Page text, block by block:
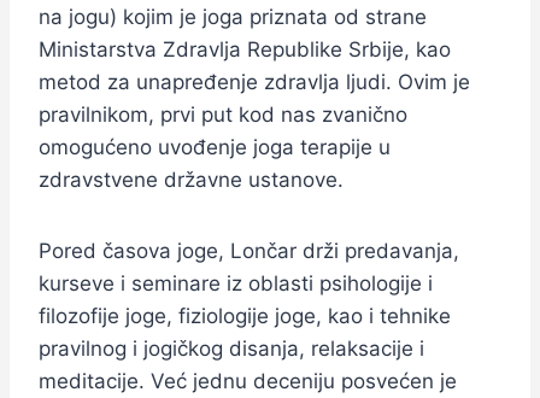
na jogu) kojim je joga priznata od strane
Ministarstva Zdravlja Republike Srbije, kao
metod za unapređenje zdravlja ljudi. Ovim je
pravilnikom, prvi put kod nas zvanično
omogućeno uvođenje joga terapije u
zdravstvene državne ustanove.
Pored časova joge, Lončar drži predavanja,
kurseve i seminare iz oblasti psihologije i
filozofije joge, fiziologije joge, kao i tehnike
pravilnog i jogičkog disanja, relaksacije i
meditacije. Već jednu deceniju posvećen je